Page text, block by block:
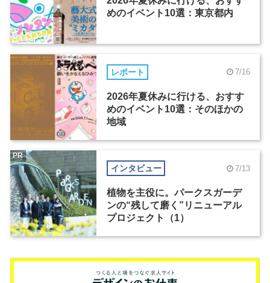
めのイベント10選：東京都内
レポート 7/16
2026年夏休みに行ける、おすす
めのイベント10選：そのほかの
地域
インタビュー 7/13
植物を主役に。パークスガーデ
ンの“残して磨く”リニューアル
プロジェクト（1）
PR